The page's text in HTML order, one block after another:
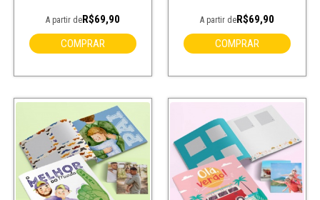
A partir deR$69,90
COMPRAR
A partir deR$69,90
COMPRAR